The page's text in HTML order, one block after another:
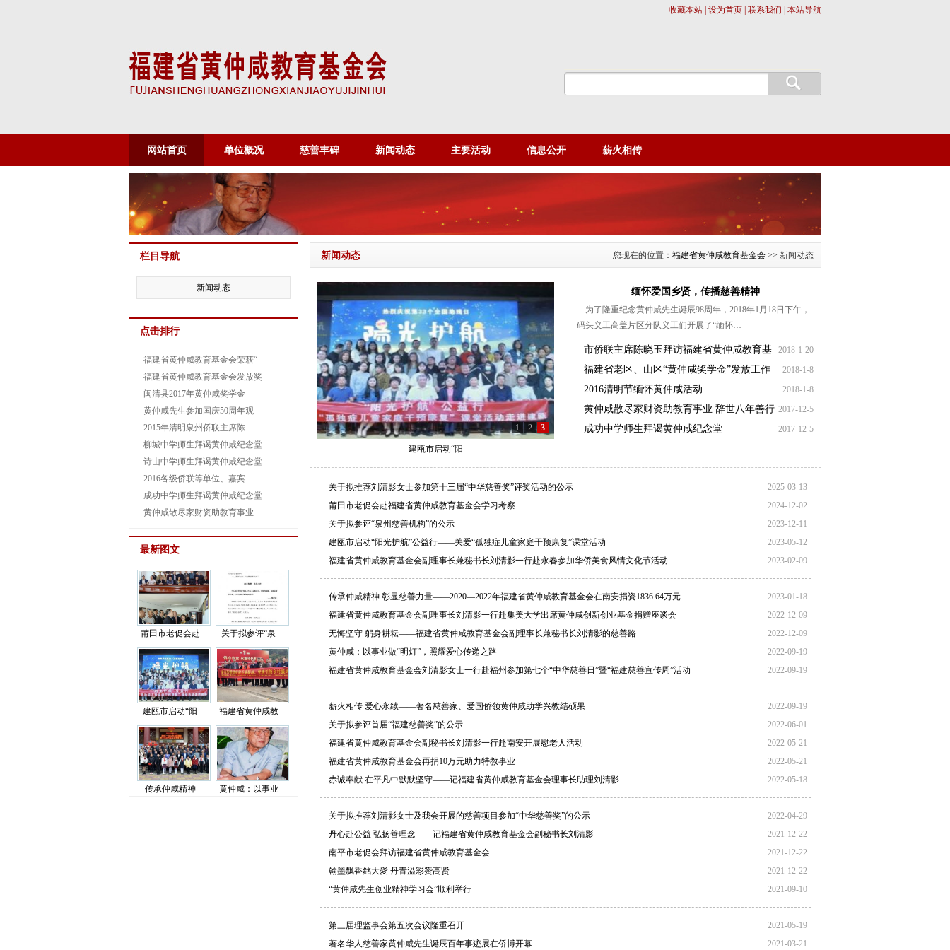
收藏本站 | 设为首页 | 联系我们 | 本站导航
网站首页 单位概况 慈善丰碑 新闻动态 主要活动 信息公开 薪火相传
您现在的位置： 福建省黄仲咸教育基金会 >> 新闻动态
新闻动态
缅怀爱国乡贤，传播慈善精神
为了隆重纪念黄仲咸先生诞辰98周年，2018年1月18日下午，
码头义工高盖片区分队义工们开展了“缅怀…
2018-1-20
市侨联主席陈晓玉拜访福建省黄仲咸教育基
金
2018-1-8
福建省老区、山区“黄仲咸奖学金”发放工作
2018-1-8
2016清明节缅怀黄仲咸活动
2017-12-5
黄仲咸散尽家财资助教育事业 辞世八年善行
2017-12-5
成功中学师生拜谒黄仲咸纪念堂
建瓯市启动“阳
1 2 3
2025-03-13
关于拟推荐刘清影女士参加第十三届“中华慈善奖”评奖活动的公示
2024-12-02
莆田市老促会赴福建省黄仲咸教育基金会学习考察
2023-12-11
关于拟参评“泉州慈善机构”的公示
2023-05-12
建瓯市启动“阳光护航”公益行——关爱“孤独症儿童家庭干预康复”课堂活动
2023-02-09
福建省黄仲咸教育基金会副理事长兼秘书长刘清影一行赴永春参加华侨美食风情文化节活动
2023-01-18
传承仲咸精神 彰显慈善力量——2020—2022年福建省黄仲咸教育基金会在南安捐资1836.64万元
2022-12-09
福建省黄仲咸教育基金会副理事长刘清影一行赴集美大学出席黄仲咸创新创业基金捐赠座谈会
2022-12-09
无悔坚守 躬身耕耘——福建省黄仲咸教育基金会副理事长兼秘书长刘清影的慈善路
2022-09-19
黄仲咸：以事业做“明灯”，照耀爱心传递之路
2022-09-19
福建省黄仲咸教育基金会刘清影女士一行赴福州参加第七个“中华慈善日”暨“福建慈善宣传周”活动
2022-09-19
薪火相传 爱心永续——著名慈善家、爱国侨领黄仲咸助学兴教结硕果
2022-06-01
关于拟参评首届“福建慈善奖”的公示
2022-05-21
福建省黄仲咸教育基金会副秘书长刘清影一行赴南安开展慰老人活动
2022-05-21
福建省黄仲咸教育基金会再捐10万元助力特教事业
2022-05-18
赤诚奉献 在平凡中默默坚守——记福建省黄仲咸教育基金会理事长助理刘清影
2022-04-29
关于拟推荐刘清影女士及我会开展的慈善项目参加“中华慈善奖”的公示
2021-12-22
丹心赴公益 弘扬善理念——记福建省黄仲咸教育基金会副秘书长刘清影
2021-12-22
南平市老促会拜访福建省黄仲咸教育基金会
2021-12-22
翰墨飘香銘大愛 丹青溢彩赞高贤
2021-09-10
“黄仲咸先生创业精神学习会”顺利举行
2021-05-19
第三届理监事会第五次会议隆重召开
2021-03-21
著名华人慈善家黄仲咸先生诞辰百年事迹展在侨博开幕
栏目导航
新闻动态
点击排行
福建省黄仲咸教育基金会荣获“
福建省黄仲咸教育基金会发放奖
闽清县2017年黄仲咸奖学金
黄仲咸先生参加国庆50周年观
2015年清明泉州侨联主席陈
柳城中学师生拜谒黄仲咸纪念堂
诗山中学师生拜谒黄仲咸纪念堂
2016各级侨联等单位、嘉宾
成功中学师生拜谒黄仲咸纪念堂
黄仲咸散尽家财资助教育事业
最新图文
莆田市老促会赴 关于拟参评“泉
建瓯市启动“阳 福建省黄仲咸教
传承仲咸精神 黄仲咸：以事业